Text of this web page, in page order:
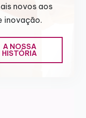
novos aos
inovação.
A NOSSA
HISTÓRIA